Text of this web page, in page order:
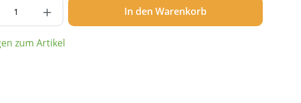
In den Warenkorb
zum Artikel